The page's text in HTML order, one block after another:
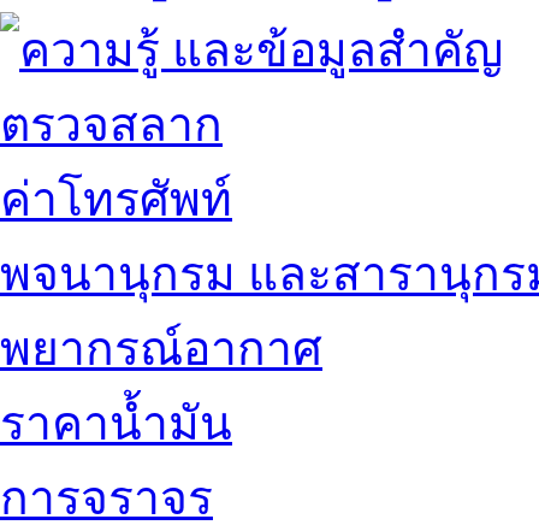
ตรวจสลาก
ค่าโทรศัพท์
พจนานุกรม และสารานุกร
พยากรณ์อากาศ
ราคาน้ำมัน
การจราจร